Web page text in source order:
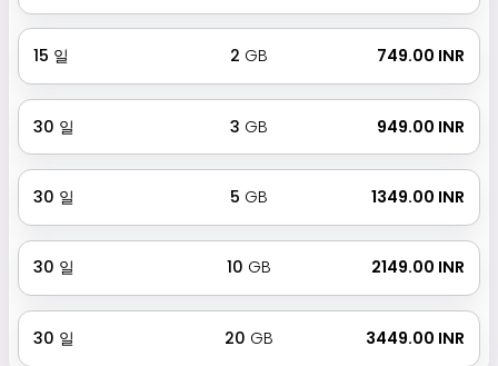
15 일 2 GB ₹ 749.00 INR
30 일 3 GB ₹ 949.00 INR
30 일 5 GB ₹ 1349.00 INR
30 일 10 GB ₹ 2149.00 INR
30 일 20 GB ₹ 3449.00 INR